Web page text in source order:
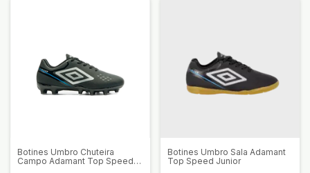
Botines Umbro Chuteira
Campo Adamant Top Speed
Botines Umbro Sala Adamant
Top Speed Junior